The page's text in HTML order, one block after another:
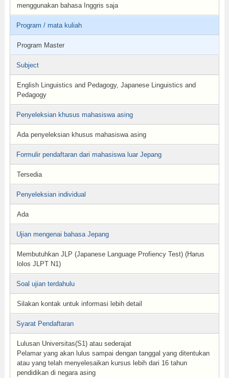
menggunakan bahasa Inggris saja
Program / mata kuliah
Program Master
Subject
English Linguistics and Pedagogy, Japanese Linguistics and
Pedagogy
Penyeleksian khusus mahasiswa asing
Ada penyeleksian khusus mahasiswa asing
Formulir pendaftaran dari mahasiswa luar Jepang
Tersedia
Penyeleksian individual
Ada
Ujian mengenai bahasa Jepang
Membutuhkan JLP (Japanese Language Profiency Test) (Harus
lolos JLPT N1)
Soal ujian terdahulu
Silakan kontak untuk informasi lebih detail
Syarat Pendaftaran
Lulusan Universitas(S1) atau sederajat
Pelamar yang akan lulus sampai dengan tanggal yang ditentukan
atau yang telah menyelesaikan kursus lebih dari 16 tahun
pendidikan di negara asing